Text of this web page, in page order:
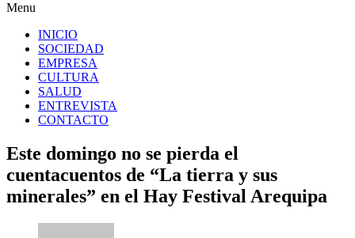
Menu
INICIO
SOCIEDAD
EMPRESA
CULTURA
SALUD
ENTREVISTA
CONTACTO
Este domingo no se pierda el
cuentacuentos de “La tierra y sus
minerales” en el Hay Festival Arequipa